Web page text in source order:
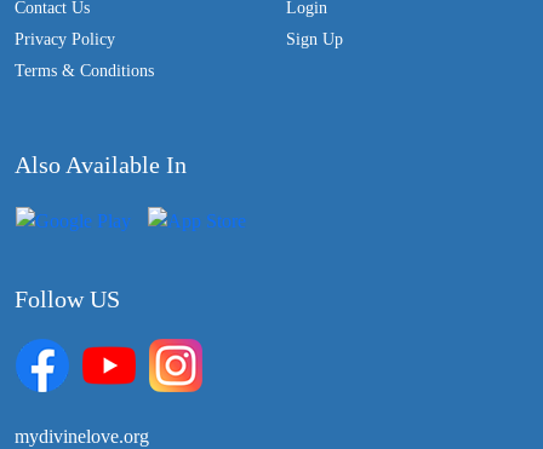
Contact Us
Privacy Policy
Terms & Conditions
Login
Sign Up
Also Available In
Follow US
mydivinelove.org